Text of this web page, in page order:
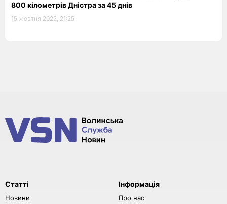
800 кілометрів Дністра за 45 днів
15 жовтня 2022, 21:25
Статті
Новини
Інформація
Про нас